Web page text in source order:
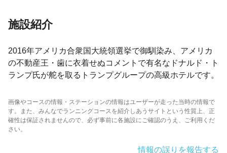
施設紹介
2016年アメリカ合衆国大統領選挙で御馴染み、アメリカ
の不動産王・歯に衣着せぬコメントで有名なドナルド・ト
ランプ氏が舵を取るトランプグループの高級ホテルです。
画像やコースの情報・ステーションの情報はユーザーが走った当時の情報で
す。また、みんなでランニングコースを紹介しあうサイトという性質上、正
確性は保証されませんので、必ず事前に各施設にご確認のうえ、ご利用くだ
さい。
情報の誤りを報告する